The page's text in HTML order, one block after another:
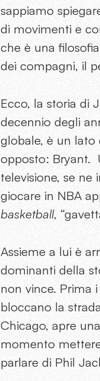
sappiamo
di movimenti e
che è una
dei compagni, il
Ecco, la storia di
decennio degli
globale, è un
opposto: Bryant.
televisione, se ne
giocare in NBA
basketball,
Assieme a lui è
dominanti della
non vince. Prima
bloccano la
Chicago, apre
momento
parlare di Phil